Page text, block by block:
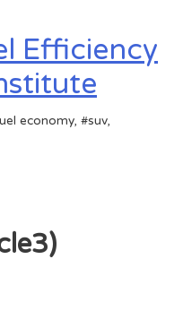
Efficiency
economy, #suv,